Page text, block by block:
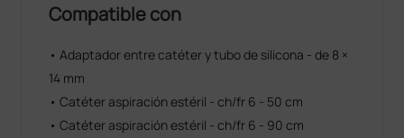
Compatible con
• Adaptador entre catéter y tubo de silicona - de 8 ×
14 mm
• Catéter aspiración estéril - ch/fr 6 - 50 cm
• Catéter aspiración estéril - ch/fr 6 - 90 cm